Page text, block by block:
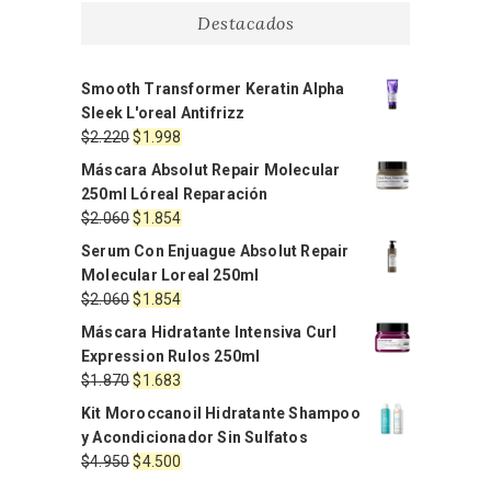
Destacados
Smooth Transformer Keratin Alpha
Sleek L'oreal Antifrizz
$2.220El
precio
original
era:
$2.220.
$1.998
precio
actual
es:
$1.998.
Máscara Absolut Repair Molecular
250ml Lóreal Reparación
$2.060El
precio
original
era:
$2.060.
$1.854El
precio
actual
es:
$1.854.
Serum Con Enjuague Absolut Repair
Molecular Loreal 250ml
$2.060El
precio
original
era:
$2.060.
$1.854El
actual
es:
$1.854.
Máscara Hidratante Intensiva Curl
Expression Rulos 250ml
$1.870El
original
era:
$1.870.
$1.683
precio
actual
es:
$1.683.
Kit Moroccanoil Hidratante Shampoo
y Acondicionador Sin Sulfatos
$4.950El
$4.500